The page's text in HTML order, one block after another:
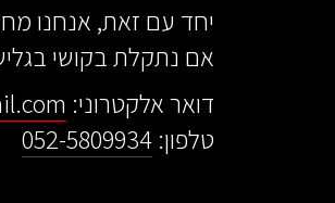
יחד עם זאת, אנחנו
אם נתקלת בקושי
דואר אלקטרוני:
טלפון: 052-5809934